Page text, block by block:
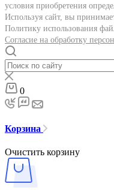
условия приобретения
Используя сайт, вы
Политику использования
Согласие на обработку
0
Корзина
Очистить корзину